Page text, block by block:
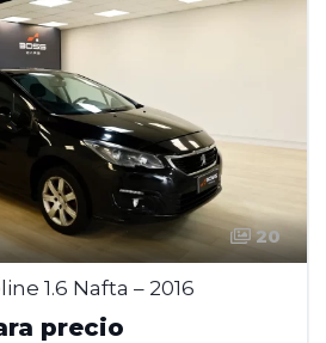
20
1.6 Nafta – 2016
precio